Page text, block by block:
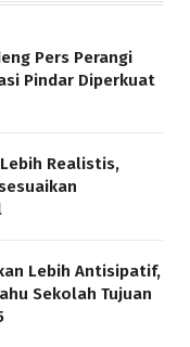
Pers Perangi
Pindar Diperkuat
Lebih Realistis,
Lebih Antisipatif,
Sekolah Tujuan